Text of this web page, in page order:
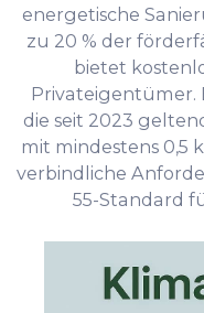
energetische
zu 20 % der
bietet
Privateigentümer.
die seit 2023
mit mindestens 0,5
verbindliche
55-Standard